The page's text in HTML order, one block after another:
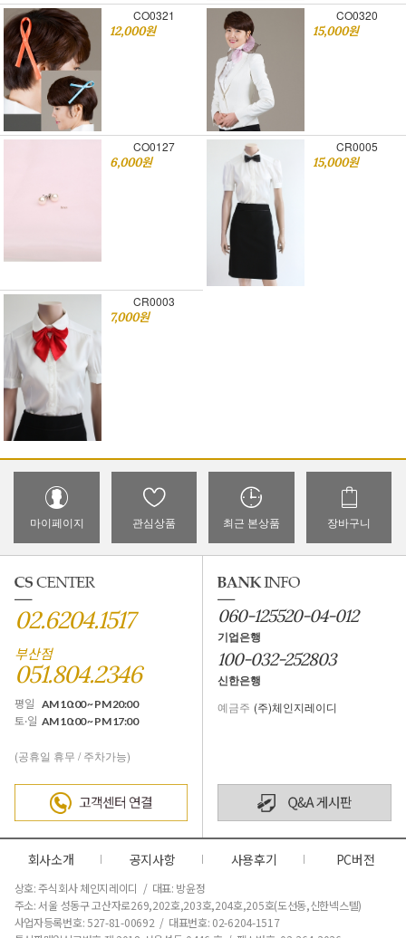
CO0321
12,000원
CO0320
15,000원
CO0127
6,000원
CR0005
15,000원
CR0003
7,000원
마이페이지 관심상품 최근 본상품 장바구니
02.6204.1517
부산점
051.804.2346
평일 AM 10:00 ~ PM 20:00
토·일 AM 10:00 ~ PM 17:00
(공휴일 휴무 / 주차가능)
060-125520-04-012
기업은행
100-032-252803
신한은행
예금주 (주)체인지레이디
회사소개 공지사항 사용후기 PC버전
상호: 주식회사 체인지레이디 / 대표: 방윤정
주소: 서울 성동구 고산자로269,202호,203호,204호,205호(도선동,신한넥스텔)
사업자등록번호: 527-81-00692 / 대표번호: 02-6204-1517